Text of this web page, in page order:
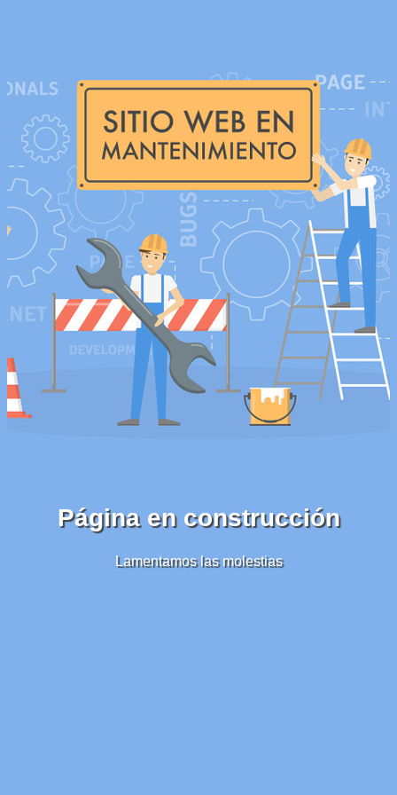
Página en construcción
Lamentamos las molestias